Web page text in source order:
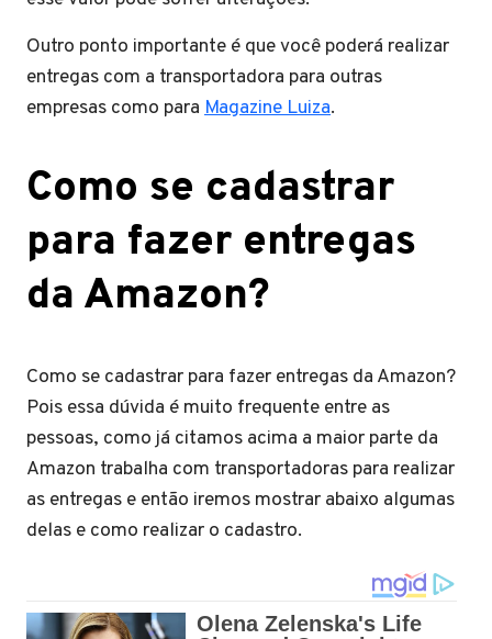
Outro ponto importante é que você poderá realizar
entregas com a transportadora para outras
empresas como para Magazine Luiza.
Como se cadastrar
para fazer entregas
da Amazon?
Como se cadastrar para fazer entregas da Amazon?
Pois essa dúvida é muito frequente entre as
pessoas, como já citamos acima a maior parte da
Amazon trabalha com transportadoras para realizar
as entregas e então iremos mostrar abaixo algumas
delas e como realizar o cadastro.